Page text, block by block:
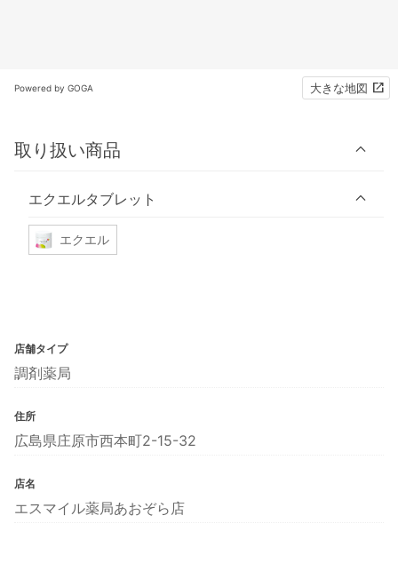
Powered by GOGA 大きな地図
取り扱い商品
エクエルタブレット
エクエル
店舗タイプ
調剤薬局
住所
広島県庄原市西本町2-15-32
店名
エスマイル薬局あおぞら店